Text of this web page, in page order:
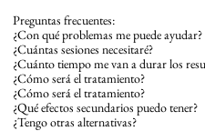
Preguntas frecuentes:
¿Con qué problemas me puede ayudar?
¿Cuántas sesiones necesitaré?
¿Cuánto tiempo me van a durar los
¿Cómo será el tratamiento?
¿Cómo será el tratamiento?
¿Qué efectos secundarios puedo tener?
¿Tengo otras alternativas?